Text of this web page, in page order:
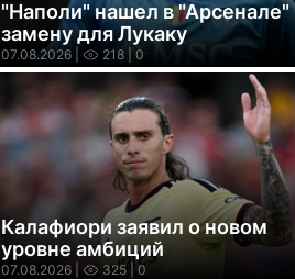
"Наполи" нашел в "Арсенале"
замену для Лукаку
07.08.2026 | 218 | 0
Калафиори заявил о новом
уровне амбиций
07.08.2026 | 325 | 0